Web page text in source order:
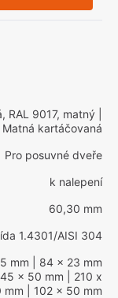
RAL 9017, matný
Matná kartáčovaná
Pro posuvné dveře
k nalepení
60,30 mm
1.4301/AISI 304
mm | 84 x 23 mm
x 50 mm | 210 x
mm | 102 x 50 mm